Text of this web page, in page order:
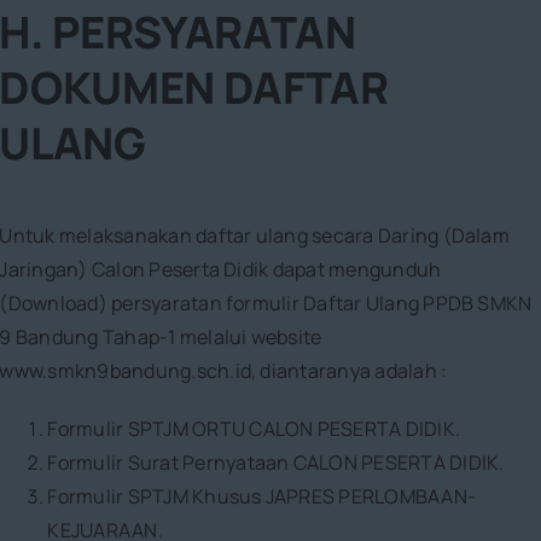
H. PERSYARATAN
DOKUMEN DAFTAR
ULANG
Untuk melaksanakan daftar ulang secara Daring (Dalam
Jaringan) Calon Peserta Didik dapat mengunduh
(Download) persyaratan formulir Daftar Ulang PPDB SMKN
9 Bandung Tahap-1 melalui website
www.smkn9bandung.sch.id, diantaranya adalah :
Formulir SPTJM ORTU CALON PESERTA DIDIK.
Formulir Surat Pernyataan CALON PESERTA DIDIK.
Formulir SPTJM Khusus JAPRES PERLOMBAAN-
KEJUARAAN.